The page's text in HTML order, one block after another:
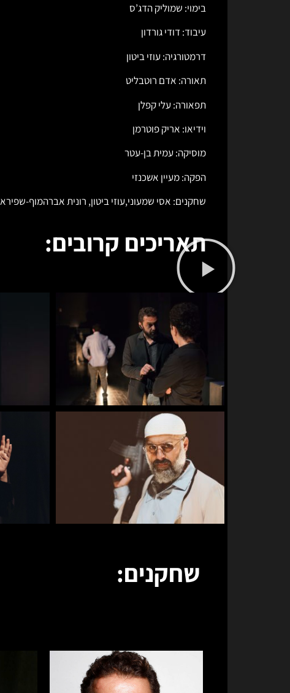
בימוי: שמוליק הדג’ס
עיבוד: דודי גורדון
דרמטורגיה: עוזי ביטון
תאורה: אדם רוטבליט
תפאורה: עלי קפלן
וידיאו: אריק פוטרמן
מוסיקה: עמית בן-עטר
הפקה: מעיין אשכנזי
שחקנים: אסי שמעוני,עוזי ביטון, רונית אברהמוף-
תאריכים קרובים:
שחקנים: